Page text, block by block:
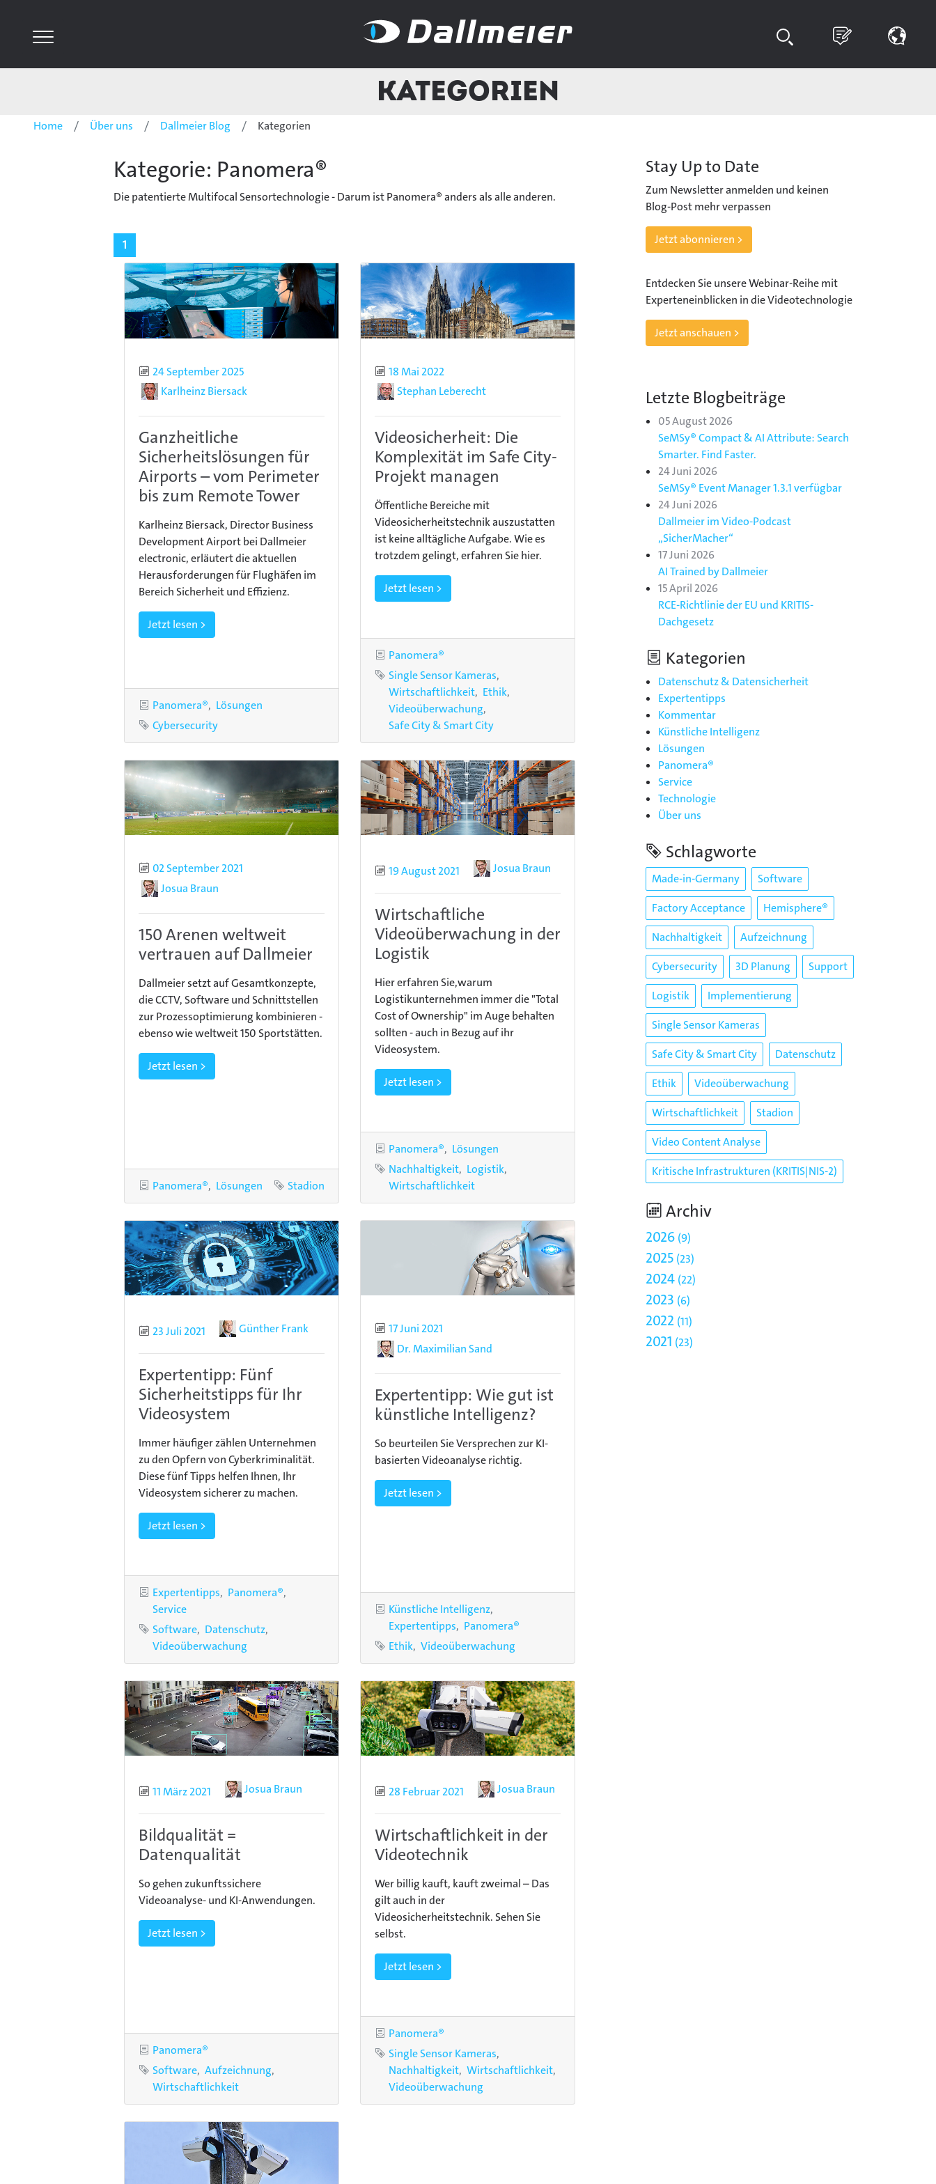
Kategorien
Home Über uns Dallmeier Blog Kategorien
Kategorie: Panomera®
Die patentierte Multifocal Sensortechnologie - Darum ist Panomera® anders als alle anderen.
1
Publiziert
24 September 2025
AutorKarlheinz Biersack
Ganzheitliche
Sicherheitslösungen für
Airports – vom Perimeter
bis zum Remote Tower
Karlheinz Biersack, Director Business
Development Airport bei Dallmeier
electronic, erläutert die aktuellen
Herausforderungen für Flughäfen im
Bereich Sicherheit und Effizienz.
Jetzt lesen >
Kategorien
Panomera®
Lösungen
Schlagwort
Cybersecurity
Publiziert
18 Mai 2022
AutorStephan Leberecht
Videosicherheit: Die
Komplexität im Safe City-
Projekt managen
Öffentliche Bereiche mit
Videosicherheitstechnik auszustatten
ist keine alltägliche Aufgabe. Wie es
trotzdem gelingt, erfahren Sie hier.
Jetzt lesen >
Kategorie
Panomera®
Schlagworte
Single Sensor Kameras
Wirtschaftlichkeit Ethik
Videoüberwachung
Safe City & Smart City
Publiziert
02 September 2021
AutorJosua Braun
150 Arenen weltweit
vertrauen auf Dallmeier
Dallmeier setzt auf Gesamtkonzepte,
die CCTV, Software und Schnittstellen
zur Prozessoptimierung kombinieren -
ebenso wie weltweit 150 Sportstätten.
Jetzt lesen >
Kategorien
Panomera® Lösungen Schlagwort
Stadion
Publiziert
19 August 2021 AutorJosua Braun
Wirtschaftliche
Videoüberwachung in der
Logistik
Hier erfahren Sie,warum
Logistikunternehmen immer die "Total
Cost of Ownership" im Auge behalten
sollten - auch in Bezug auf ihr
Videosystem.
Jetzt lesen >
Kategorien
Panomera®
Lösungen
Schlagworte
Nachhaltigkeit Logistik
Wirtschaftlichkeit
Publiziert
23 Juli 2021 AutorGünther Frank
Expertentipp: Fünf
Sicherheitstipps für Ihr
Videosystem
Immer häufiger zählen Unternehmen
zu den Opfern von Cyberkriminalität.
Diese fünf Tipps helfen Ihnen, Ihr
Videosystem sicherer zu machen.
Jetzt lesen >
Kategorien
Expertentipps
Panomera®
Service
Schlagworte
Software Datenschutz
Videoüberwachung
Publiziert
17 Juni 2021
AutorDr. Maximilian Sand
Expertentipp: Wie gut ist
künstliche Intelligenz?
So beurteilen Sie Versprechen zur KI-
basierten Videoanalyse richtig.
Jetzt lesen >
Kategorien
Künstliche Intelligenz
Expertentipps
Panomera®
Schlagworte
Ethik Videoüberwachung
Publiziert
11 März 2021 AutorJosua Braun
Bildqualität =
Datenqualität
So gehen zukunftssichere
Videoanalyse- und KI-Anwendungen.
Jetzt lesen >
Kategorie
Panomera®
Schlagworte
Software Aufzeichnung
Wirtschaftlichkeit
Publiziert
28 Februar 2021 AutorJosua Braun
Wirtschaftlichkeit in der
Videotechnik
Wer billig kauft, kauft zweimal – Das
gilt auch in der
Videosicherheitstechnik. Sehen Sie
selbst.
Jetzt lesen >
Kategorie
Panomera®
Schlagworte
Single Sensor Kameras
Nachhaltigkeit Wirtschaftlichkeit
Videoüberwachung
Stay Up to Date
Zum Newsletter anmelden und keinen
Blog-Post mehr verpassen
Jetzt abonnieren >
Entdecken Sie unsere Webinar-Reihe mit
Experteneinblicken in die Videotechnologie
Jetzt anschauen >
Letzte Blogbeiträge
05 August 2026
SeMSy® Compact & AI Attribute: Search
Smarter. Find Faster.
24 Juni 2026
SeMSy® Event Manager 1.3.1 verfügbar
24 Juni 2026
Dallmeier im Video-Podcast
„SicherMacher“
17 Juni 2026
AI Trained by Dallmeier
15 April 2026
RCE-Richtlinie der EU und KRITIS-
Dachgesetz
Kategorien
Datenschutz & Datensicherheit
Expertentipps
Kommentar
Künstliche Intelligenz
Lösungen
Panomera®
Service
Technologie
Über uns
Schlagworte
Made-in-Germany
Software
Factory Acceptance
Hemisphere®
Nachhaltigkeit
Aufzeichnung
Cybersecurity
3D Planung
Support
Logistik
Implementierung
Single Sensor Kameras
Safe City & Smart City
Datenschutz
Ethik
Videoüberwachung
Wirtschaftlichkeit
Stadion
Video Content Analyse
Kritische Infrastrukturen (KRITIS|NIS-2)
Archiv
2026 9
2025 23
2024 22
2023 6
2022 11
2021 23